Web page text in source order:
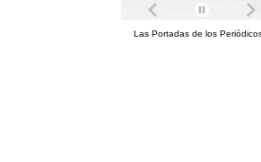
Las Portadas de los